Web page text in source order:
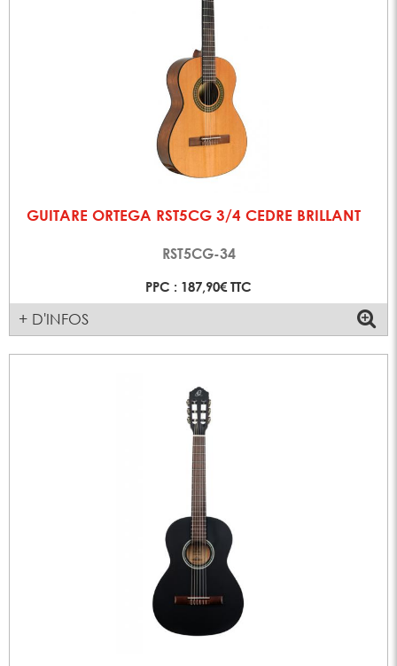
GUITARE ORTEGA RST5CG 3/4 CEDRE BRILLANT
RST5CG-34
PPC : 187,90€ TTC
+ D'INFOS